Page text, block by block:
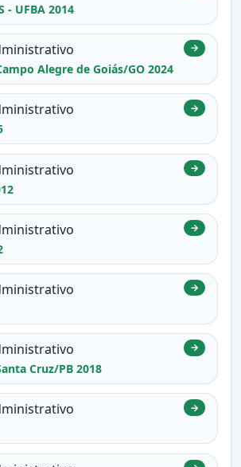
- UFBA 2014
Alegre de Goiás/GO 2024
→
→
→
→
→
Cruz/PB 2018
→
→